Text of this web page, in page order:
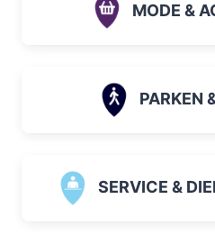
MODE &
PARKEN
SERVICE &